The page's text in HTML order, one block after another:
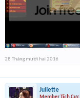
28 Tháng mười hai 2016
Juliette